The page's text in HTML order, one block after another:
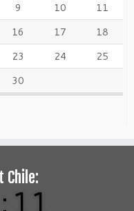
9 10
11
16 17
18
23 24
25
30
Chile:
: 12